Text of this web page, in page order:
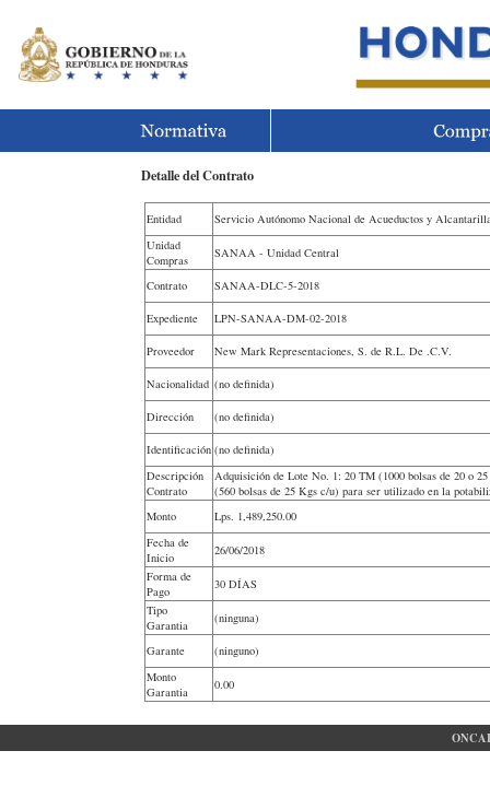
Detalle del Contrato
Entidad
Servicio Autónomo Nacional de Acueductos y
Unidad
Compras
SANAA - Unidad Central
Contrato SANAA-DLC-5-2018
Expediente LPN-SANAA-DM-02-2018
Proveedor New Mark Representaciones, S. de R.L. De .C.V.
Nacionalidad (no definida)
Dirección (no definida)
Identificación (no definida)
Descripción
Contrato
Adquisición de Lote No. 1: 20 TM (1000 bolsas de 20 o
(560 bolsas de 25 Kgs c/u) para ser utilizado en la
Monto
Lps. 1,489,250.00
Fecha de
Inicio
26/06/2018
Forma de
Pago
30 DÍAS
Tipo
Garantia
(ninguna)
Garante
(ninguno)
Monto
Garantia
0.00